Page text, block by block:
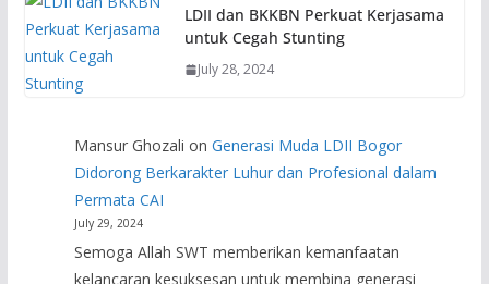
LDII dan BKKBN Perkuat Kerjasama
untuk Cegah Stunting
July 28, 2024
Mansur Ghozali onGenerasi Muda LDII Bogor
Didorong Berkarakter Luhur dan Profesional dalam
Permata CAI
July 29, 2024
Semoga Allah SWT memberikan kemanfaatan
kelancaran kesuksesan untuk membina generasi